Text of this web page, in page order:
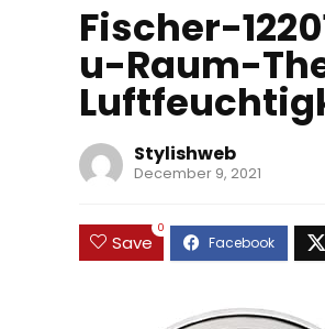
Fischer-
u-Raum-
Stylishweb
December 9, 2021
Save
0